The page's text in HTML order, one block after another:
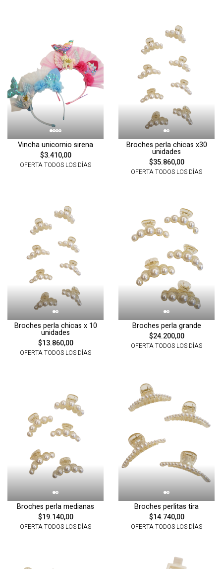
Vincha unicornio sirena
$3.410,00
OFERTA TODOS LOS DÍAS
Broches perla chicas x30
unidades
$35.860,00
OFERTA TODOS LOS DÍAS
Broches perla chicas x 10
unidades
$13.860,00
OFERTA TODOS LOS DÍAS
Broches perla grande
$24.200,00
OFERTA TODOS LOS DÍAS
Broches perla medianas
$19.140,00
OFERTA TODOS LOS DÍAS
Broches perlitas tira
$14.740,00
OFERTA TODOS LOS DÍAS